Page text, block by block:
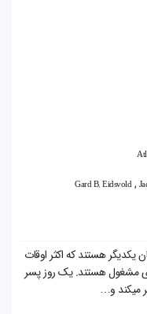
Gard B. Eidsvold,
یکدیگر هستند که اکثر اوقات
مشغول هستند. یک روز پسر
میکند و…